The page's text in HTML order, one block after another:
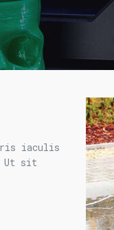
iaculis
Ut sit